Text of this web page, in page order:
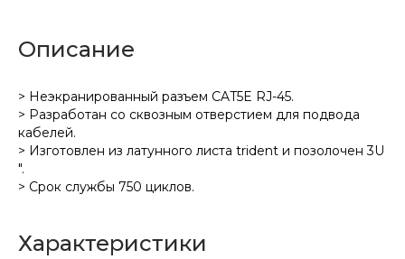
Описание
> Неэкранированный разъем CAT5E RJ-45.
> Разработан со сквозным отверстием для подвода
кабелей.
> Изготовлен из латунного листа trident и позолочен 3U
".
> Срок службы 750 циклов.
Характеристики